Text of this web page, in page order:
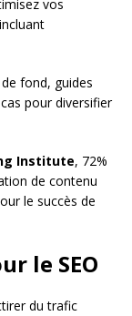
vos
fond, guides
pour diversifier
Institute, 72%
de contenu
le succès de
le SEO
du trafic